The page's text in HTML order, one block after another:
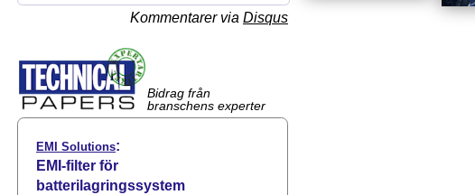
Kommentarer via Disqus
Bidrag från
branschens experter
EMI Solutions:
EMI-filter för
batterilagringssystem